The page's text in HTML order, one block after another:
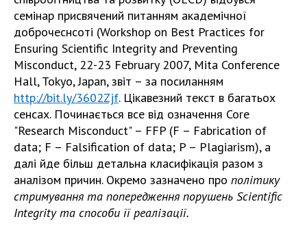
семінар присвячений питанням академічної
доброчеснсоті (Workshop on Best Practices for
Ensuring Scientific Integrity and Preventing
Misconduct, 22-23 February 2007, Mita Conference
Hall, Tokyo, Japan, звіт – за посиланням
http://bit.ly/3602Zjf. Цікавезний текст в багатьох
сенсах. Починається все від означення Core
"Research Misconduct" – FFP (F – Fabrication of
data; F – Falsification of data; P – Plagiarism), а
далі йде більш детальна класифікація разом з
аналізом причин. Окремо зазначено про політику
стримування та попередження порушень Scientific
Integrity та способи її реалізації.